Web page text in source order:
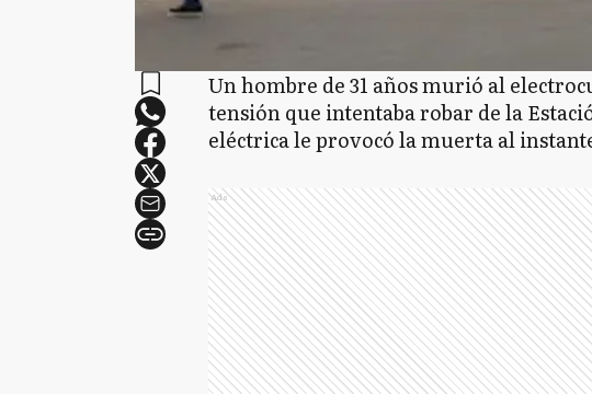
Un hombre de 31 años murió al
tensión que intentaba robar de la
eléctrica le provocó la muerta al
Ads